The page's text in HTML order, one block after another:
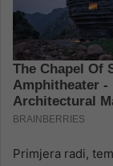
Primjera radi,